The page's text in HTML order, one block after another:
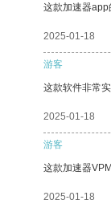
这款加速器app
2025-01-18
游客
这款软件非常
2025-01-18
游客
这款加速器
2025-01-18